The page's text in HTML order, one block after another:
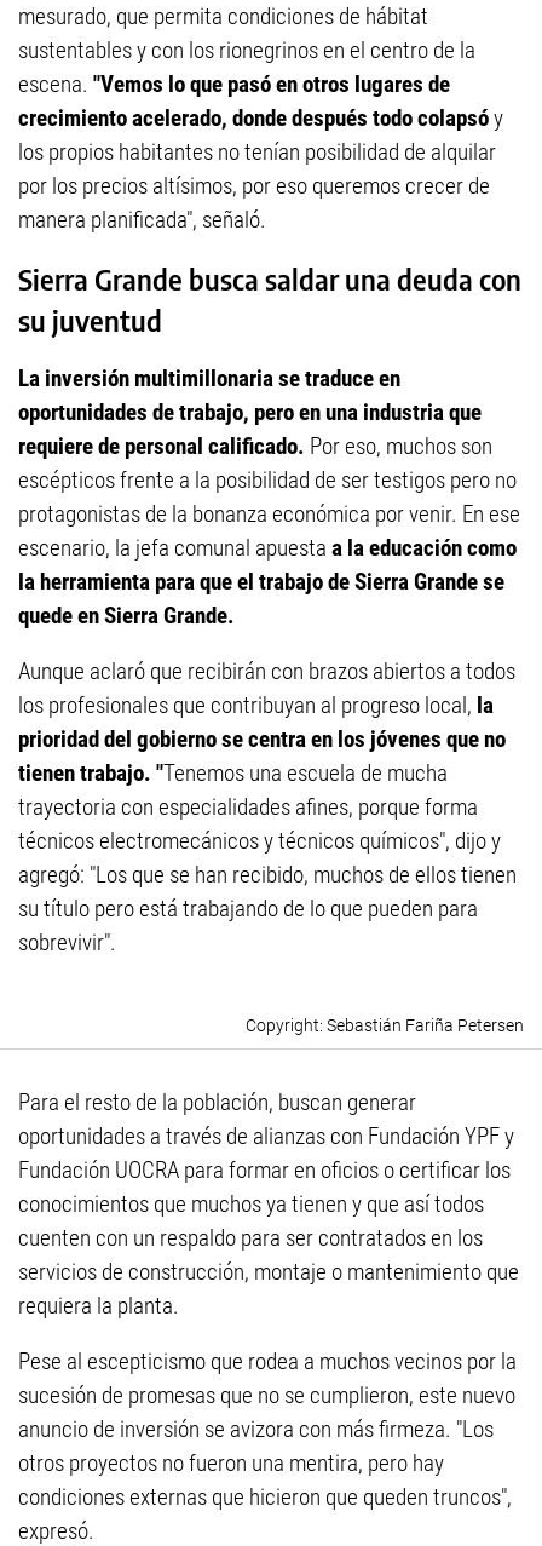
mesurado, que permita condiciones de hábitat
sustentables y con los rionegrinos en el centro de la
escena. "Vemos lo que pasó en otros lugares de
crecimiento acelerado, donde después todo colapsóy
los propios habitantes no tenían posibilidad de alquilar
por los precios altísimos, por eso queremos crecer de
manera planificada", señaló.
Sierra Grande busca saldar una deuda con
su juventud
La inversión multimillonaria se traduce en
oportunidades de trabajo, pero en una industria que
requiere de personal calificado. Por eso, muchos son
escépticos frente a la posibilidad de ser testigos pero no
protagonistas de la bonanza económica por venir. En ese
escenario, la jefa comunal apuesta a la educación como
la herramienta para que el trabajo de Sierra Grande se
quede en Sierra Grande.
Aunque aclaró que recibirán con brazos abiertos a todos
los profesionales que contribuyan al progreso local, la
prioridad del gobierno se centra en los jóvenes que no
tienen trabajo. "Tenemos una escuela de mucha
trayectoria con especialidades afines, porque forma
técnicos electromecánicos y técnicos químicos", dijo y
agregó: "Los que se han recibido, muchos de ellos tienen
su título pero está trabajando de lo que pueden para
sobrevivir".
Sebastián Fariña Petersen
Para el resto de la población, buscan generar
oportunidades a través de alianzas con Fundación YPF y
Fundación UOCRA para formar en oficios o certificar los
conocimientos que muchos ya tienen y que así todos
cuenten con un respaldo para ser contratados en los
servicios de construcción, montaje o mantenimiento que
requiera la planta.
Pese al escepticismo que rodea a muchos vecinos por la
sucesión de promesas que no se cumplieron, este nuevo
anuncio de inversión se avizora con más firmeza. "Los
otros proyectos no fueron una mentira, pero hay
condiciones externas que hicieron que queden truncos",
expresó.